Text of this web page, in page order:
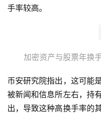
手率较高。
加密资产与股票年换
币安研究院指出，这可能
被新闻和信息所左右，持
出，导致这种高换手率的